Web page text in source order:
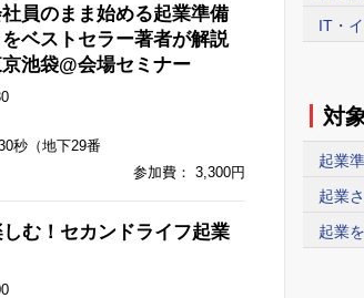
員のまま始める起業準備
ベストセラー著者が解説
池袋@会場セミナー
秒（地下29番
参加費： 3,300円
む！セカンドライフ起業
IT・
対
起業
起業
起業